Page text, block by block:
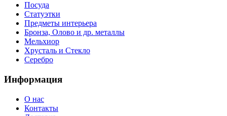
Посуда
Статуэтки
Предметы интерьера
Бронза, Олово и др. металлы
Мельхиор
Хрусталь и Стекло
Серебро
Информация
О нас
Контакты